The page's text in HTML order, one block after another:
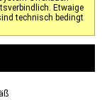
Etwaige
technisch bedingt